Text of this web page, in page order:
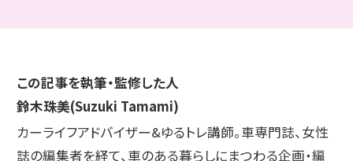
この記事を執筆・監修した人
鈴木珠美(Suzuki Tamami)
カーライフアドバイザー&ゆるトレ講師。車専門誌、女性
誌の編集者を経て、車のある暮らしにまつわる企画・編